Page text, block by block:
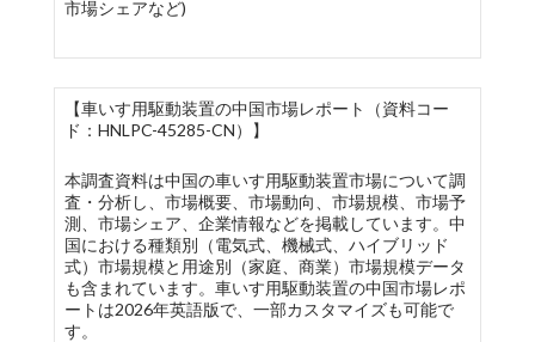
市場シェアなど)
【車いす用駆動装置の中国市場レポート（資料コー
ド：HNLPC-45285-CN）】
本調査資料は中国の車いす用駆動装置市場について調
査・分析し、市場概要、市場動向、市場規模、市場予
測、市場シェア、企業情報などを掲載しています。中
国における種類別（電気式、機械式、ハイブリッド
式）市場規模と用途別（家庭、商業）市場規模データ
も含まれています。車いす用駆動装置の中国市場レポ
ートは2026年英語版で、一部カスタマイズも可能で
す。